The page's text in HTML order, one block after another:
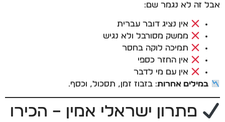
אבל זה לא נגמר שם:
אין נציג דובר עברית
ממשק מסורבל ולא נגיש
תמיכה לוקה בחסר
אין החזר כספי
אין עם מי לדבר
במילים אחרות: בזבוז זמן, תסכול, וכסף.
פתרון ישראלי אמין – הכירו